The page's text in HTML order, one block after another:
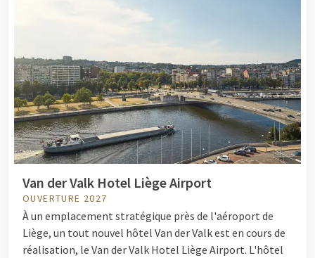
Van der Valk Hotel Liège Airport
OUVERTURE 2027
À un emplacement stratégique près de l'aéroport de
Liège, un tout nouvel hôtel Van der Valk est en cours de
réalisation, le Van der Valk Hotel Liège Airport. L'hôtel